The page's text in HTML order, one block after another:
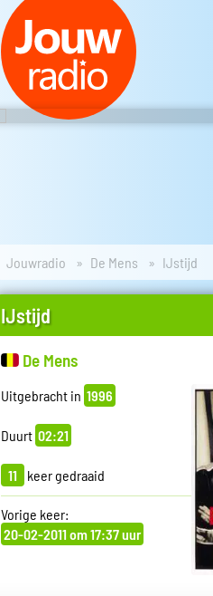
Jouwradio De Mens IJstijd
IJstijd
De Mens
Uitgebracht in 1996
Duurt 02:21
11 keer gedraaid
Vorige keer:
20-02-2011 om 17:37 uur